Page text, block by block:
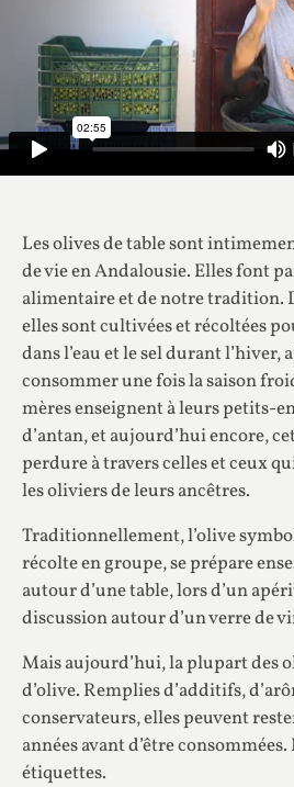
Les olives de table sont
de vie en Andalousie. Elles font
alimentaire et de notre tradition.
elles sont cultivées et récoltées
dans l’eau et le sel durant l’hiver,
consommer une fois la saison
mères enseignent à leurs petits-
d’antan, et aujourd’hui encore,
perdure à travers celles et ceux
les oliviers de leurs ancêtres.
Traditionnellement, l’olive
récolte en groupe, se prépare
autour d’une table, lors d’un
discussion autour d’un verre de
Mais aujourd’hui, la plupart des
d’olive. Remplies d’additifs,
conservateurs, elles peuvent
années avant d’être
étiquettes.